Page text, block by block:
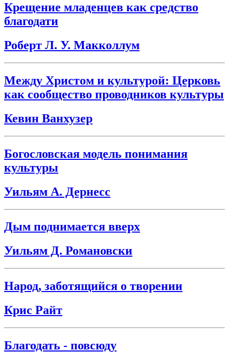
Крещение младенцев как средство
благодати
Роберт Л. У. Макколлум
Между Христом и культурой: Церковь
как сообщество проводников культуры
Кевин Ванхузер
Богословская модель понимания
культуры
Уильям А. Дернесс
Дым поднимается вверх
Уильям Д. Романовски
Народ, заботящийся о творении
Крис Райт
Благодать - повсюду